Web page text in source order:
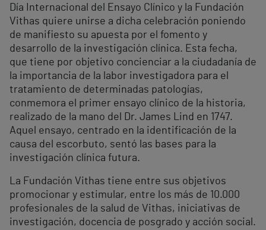
Día Internacional del Ensayo Clínico y la Fundación
Vithas quiere unirse a dicha celebración poniendo
de manifiesto su apuesta por el fomento y
desarrollo de la investigación clínica. Esta fecha,
que tiene por objetivo concienciar a la ciudadanía de
la importancia de la labor investigadora para el
tratamiento de determinadas patologías,
conmemora el primer ensayo clínico de la historia,
realizado de la mano del Dr. James Lind en 1747.
Aquel ensayo, centrado en la identificación de la
causa del escorbuto, sentó las bases para la
investigación clínica futura.
La Fundación Vithas tiene entre sus objetivos
promocionar y estimular, entre los más de 10.000
profesionales de la salud de Vithas, iniciativas de
investigación, docencia de posgrado y acción social.